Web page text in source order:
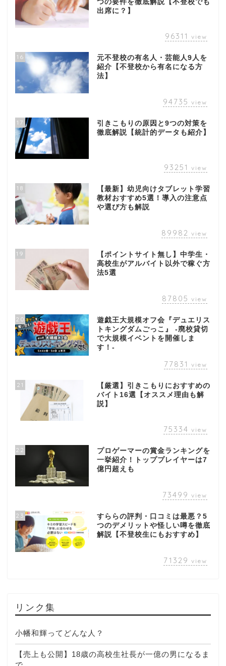
つの要件を徹底解説【不登校でも
出席に？】
96311 view
16
元不登校の有名人・芸能人9人を
紹介【不登校から有名になる方
法】
94735 view
17
引きこもりの原因と9つの対策を
徹底解説【統計的データも紹介】
93251 view
18
【最新】幼児向けタブレット学習
教材おすすめ5選！導入の注意点
や選び方も解説
89982 view
19
【ポイントサイト無し】中学生・
高校生がアルバイト以外で稼ぐ方
法5選
87805 view
20
遊戯王大規模オフ会『デュエリス
トキングダムごっこ』 -廃校貸切
で大規模イベントを開催しま
す！-
77831 view
21
【厳選】引きこもりにおすすめの
バイト16選【オススメ理由も解
説】
75334 view
22
プロゲーマーの賞金ランキングを
一挙紹介！トッププレイヤーは7
億円超えも
73499 view
23
すららの評判・口コミは最悪？5
つのデメリットや怪しい噂を徹底
解説【不登校生にもおすすめ】
71329 view
リンク集
小幡和輝ってどんな人？
【売上も公開】18歳の高校生社長が一億の男になるま